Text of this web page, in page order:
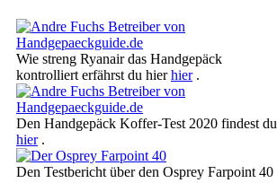
Wie streng Ryanair das Handgepäck
kontrolliert erfährst du hierhier.
Den Handgepäck Koffer-Test 2020 findest du
hier.
Den Testbericht über den Osprey Farpoint 40